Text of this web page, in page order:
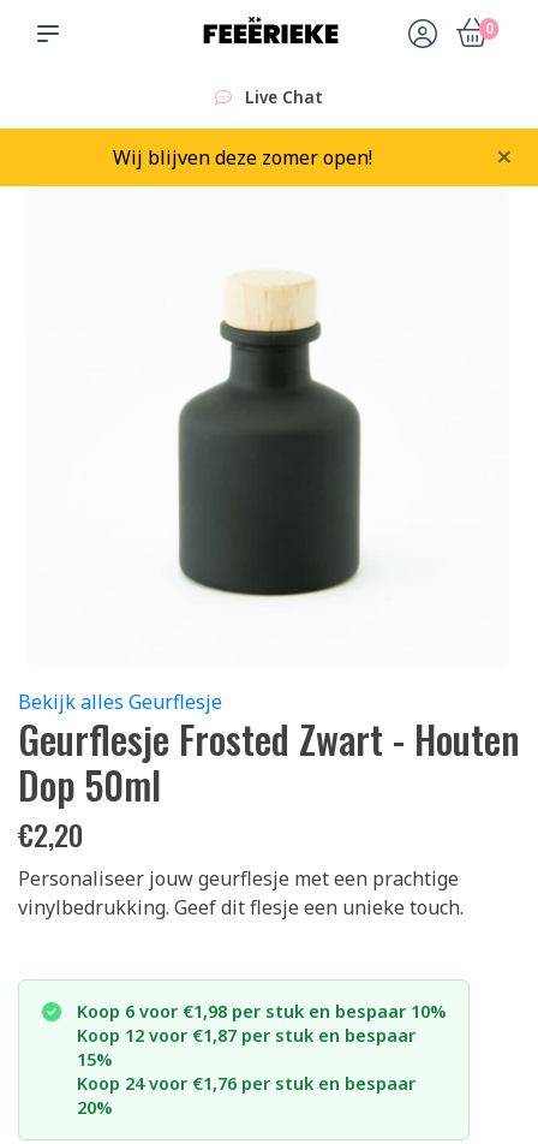
0
Live Chat
Wij blijven deze zomer open! ×
Bekijk alles Geurflesje
Geurflesje Frosted Zwart - Houten
Dop 50ml
€2,20
Personaliseer jouw geurflesje met een prachtige
vinylbedrukking. Geef dit flesje een unieke touch.
Koop 6 voor €1,98 per stuk en bespaar 10%
Koop 12 voor €1,87 per stuk en bespaar
15%
Koop 24 voor €1,76 per stuk en bespaar
20%